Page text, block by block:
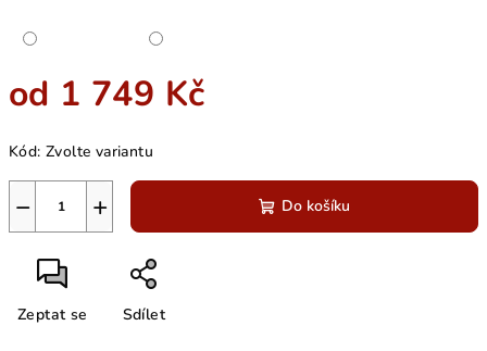
od 1 749 Kč
cena:
Kód: Zvolte variantu
+
− Do košíku
Zeptat se Sdílet